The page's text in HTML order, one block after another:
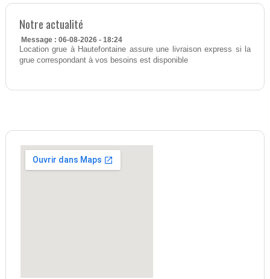
Notre actualité
Message : 06-08-2026 - 18:24
Location grue à Hautefontaine assure une livraison express si la
grue correspondant à vos besoins est disponible